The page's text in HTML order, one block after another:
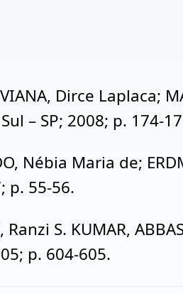
Dirce Laplaca;
– SP; 2008; p. 174-
Nébia Maria de;
p. 55-56.
Ranzi S. KUMAR,
p. 604-605.